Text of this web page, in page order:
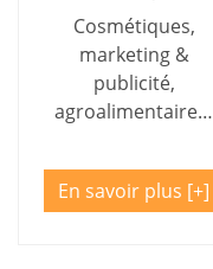
Cosmétiques,
marketing &
publicité,
agroalimentaire…
En savoir plus